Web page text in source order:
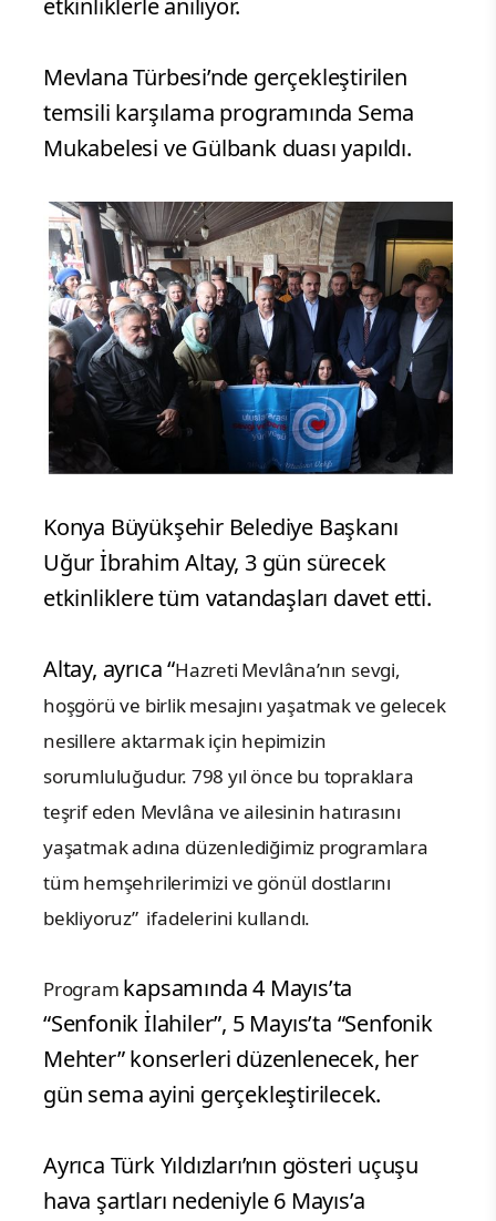
Mevlana Türbesi’nde gerçekleştirilen
temsili karşılama programında Sema
Mukabelesi ve Gülbank duası yapıldı.
Konya Büyükşehir Belediye Başkanı
Uğur İbrahim Altay, 3 gün sürecek
etkinliklere tüm vatandaşları davet etti.
Altay, ayrıca “Hazreti Mevlâna’nın sevgi,
hoşgörü ve birlik mesajını yaşatmak ve gelecek
nesillere aktarmak için hepimizin
sorumluluğudur. 798 yıl önce bu topraklara
teşrif eden Mevlâna ve ailesinin hatırasını
yaşatmak adına düzenlediğimiz programlara
tüm hemşehrilerimizi ve gönül dostlarını
bekliyoruz” ifadelerini kullandı.
Program kapsamında 4 Mayıs’ta
“Senfonik İlahiler”, 5 Mayıs’ta “Senfonik
Mehter” konserleri düzenlenecek, her
gün sema ayini gerçekleştirilecek.
Ayrıca Türk Yıldızları’nın gösteri uçuşu
hava şartları nedeniyle 6 Mayıs’a